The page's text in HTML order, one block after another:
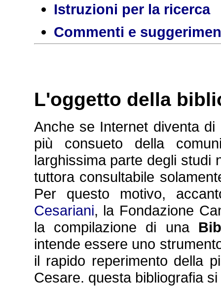
Istruzioni per la ricerca
Commenti e
L'oggetto della
Anche se Internet diventa
più consueto della
larghissima parte degli studi
tuttora consultabile
Per questo motivo,
Cesariani, la Fondazione
la compilazione di una
intende essere uno
il rapido reperimento della
Cesare. questa bibliografia